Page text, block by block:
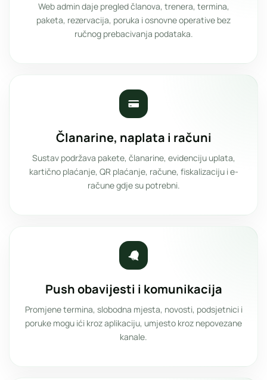
Web admin daje pregled članova, trenera, termina,
paketa, rezervacija, poruka i osnovne operative bez
ručnog prebacivanja podataka.
Članarine, naplata i računi
Sustav podržava pakete, članarine, evidenciju uplata,
kartično plaćanje, QR plaćanje, račune, fiskalizaciju i e-
račune gdje su potrebni.
Push obavijesti i komunikacija
Promjene termina, slobodna mjesta, novosti, podsjetnici i
poruke mogu ići kroz aplikaciju, umjesto kroz nepovezane
kanale.